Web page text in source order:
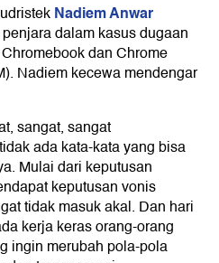
Nadiem Anwar
dalam kasus dugaan
dan Chrome
Nadiem kecewa mendengar
sangat, sangat
ada kata-kata yang bisa
Mulai dari keputusan
keputusan vonis
tidak masuk akal. Dan hari
kerja keras orang-orang
ingin merubah pola-pola